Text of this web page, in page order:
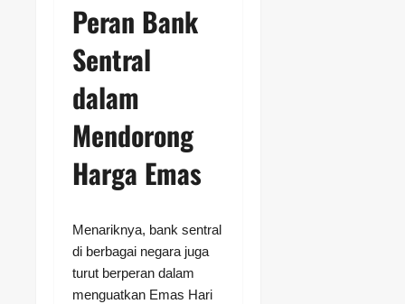
Peran Bank
Sentral
dalam
Mendorong
Harga Emas
Menariknya, bank sentral
di berbagai negara juga
turut berperan dalam
menguatkan Emas Hari